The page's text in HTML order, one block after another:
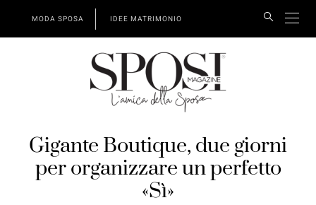
MODA SPOSA IDEE MATRIMONIO
Gigante Boutique, due giorni
per organizzare un perfetto
«Sì»